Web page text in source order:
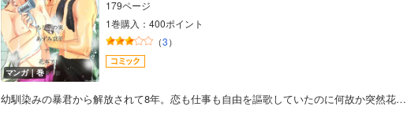
マンガ｜巻
179ページ
1巻購入：400ポイント
（3）
幼馴染みの暴君から解放されて8年。恋も仕事も自由を謳歌していたのに何故か突然花…